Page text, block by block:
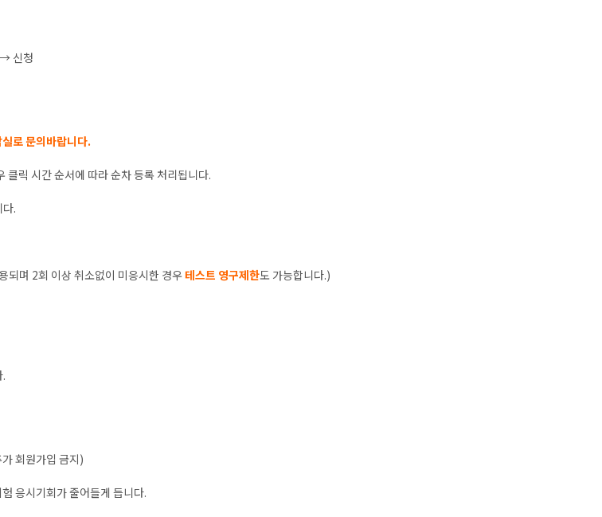
신청
로 문의바랍니다.
릭 시간 순서에 따라 순차 등록 처리됩니다.
.
되며 2회 이상 취소없이 미응시한 경우테스트 영구제한도 가능합니다.)
회원가입 금지)
응시기회가 줄어들게 듭니다.